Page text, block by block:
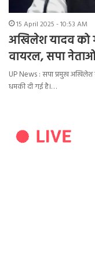
15 April 2025 - 10:53 AM
अखिलेश यादव को
वायरल, सपा
UP News : सपा प्रमुख अखिलेश
धमकी दी गई है।…